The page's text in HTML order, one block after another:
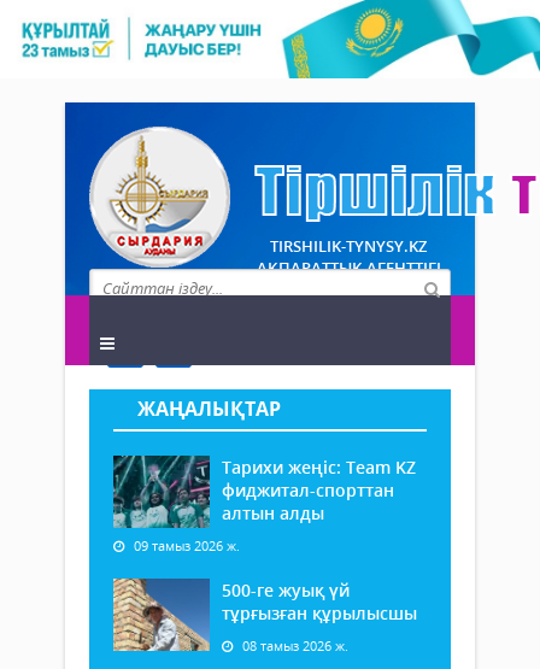
TIRSHILIK-TYNYSY.KZ
АҚПАРАТТЫҚ АГЕНТТІГІ
ЖАҢАЛЫҚТАР
Тарихи жеңіс: Team KZ
фиджитал-спорттан
алтын алды
09 тамыз 2026 ж.
500-ге жуық үй
тұрғызған құрылысшы
08 тамыз 2026 ж.